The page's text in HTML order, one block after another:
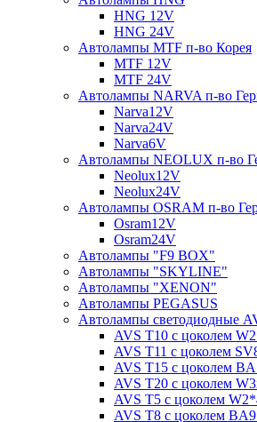
HNG 12V
HNG 24V
Автолампы MTF п-во Корея
MTF 12V
MTF 24V
Автолампы NARVA п-во
Narva12V
Narva24V
Narva6V
Автолампы NEOLUX п-во
Neolux12V
Neolux24V
Автолампы OSRAM п-во
Osram12V
Osram24V
Автолампы "F9 BOX"
Автолампы "SKYLINE"
Автолампы "XENON"
Автолампы PEGASUS
Автолампы светодиодные
AVS T10 с цоколем
AVS T11 с цоколем
AVS T15 с цоколем
AVS T20 с цоколем
AVS T5 с цоколем
AVS T8 с цоколем